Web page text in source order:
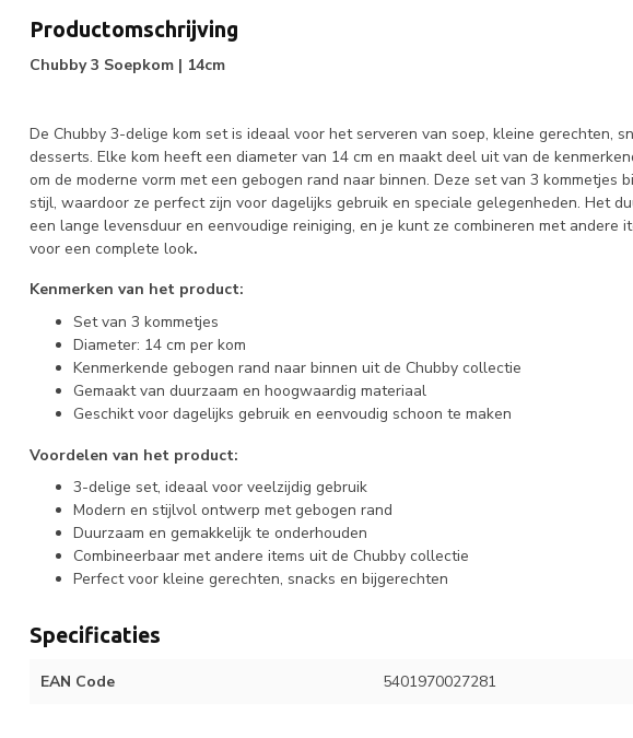
Productomschrijving
Chubby 3 Soepkom | 14cm
De Chubby 3-delige kom set is ideaal voor het serveren van soep, kleine gerechten,
desserts. Elke kom heeft een diameter van 14 cm en maakt deel uit van de
om de moderne vorm met een gebogen rand naar binnen. Deze set van 3 kommetjes
stijl, waardoor ze perfect zijn voor dagelijks gebruik en speciale gelegenheden. Het
een lange levensduur en eenvoudige reiniging, en je kunt ze combineren met andere
voor een complete look.
Kenmerken van het product:
Set van 3 kommetjes
Diameter: 14 cm per kom
Kenmerkende gebogen rand naar binnen uit de Chubby collectie
Gemaakt van duurzaam en hoogwaardig materiaal
Geschikt voor dagelijks gebruik en eenvoudig schoon te maken
Voordelen van het product:
3-delige set, ideaal voor veelzijdig gebruik
Modern en stijlvol ontwerp met gebogen rand
Duurzaam en gemakkelijk te onderhouden
Combineerbaar met andere items uit de Chubby collectie
Perfect voor kleine gerechten, snacks en bijgerechten
Specificaties
EAN Code 5401970027281